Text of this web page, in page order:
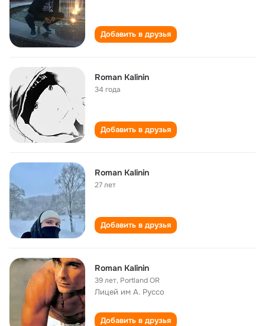
Добавить в друзья
Roman Kalinin
34 года
Добавить в друзья
Roman Kalinin
27 лет
Добавить в друзья
Roman Kalinin
39 лет, Portland OR
Лицей им А. Руссо
Добавить в друзья